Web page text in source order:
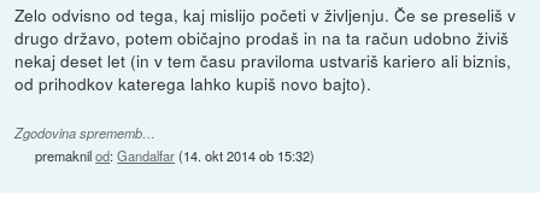
Zelo odvisno od tega, kaj mislijo početi v življenju. Če se preseliš v
drugo državo, potem običajno prodaš in na ta račun udobno živiš
nekaj deset let (in v tem času praviloma ustvariš kariero ali biznis,
od prihodkov katerega lahko kupiš novo bajto).
Zgodovina sprememb…
premaknilod:Gandalfar(14. okt 2014 ob 15:32)